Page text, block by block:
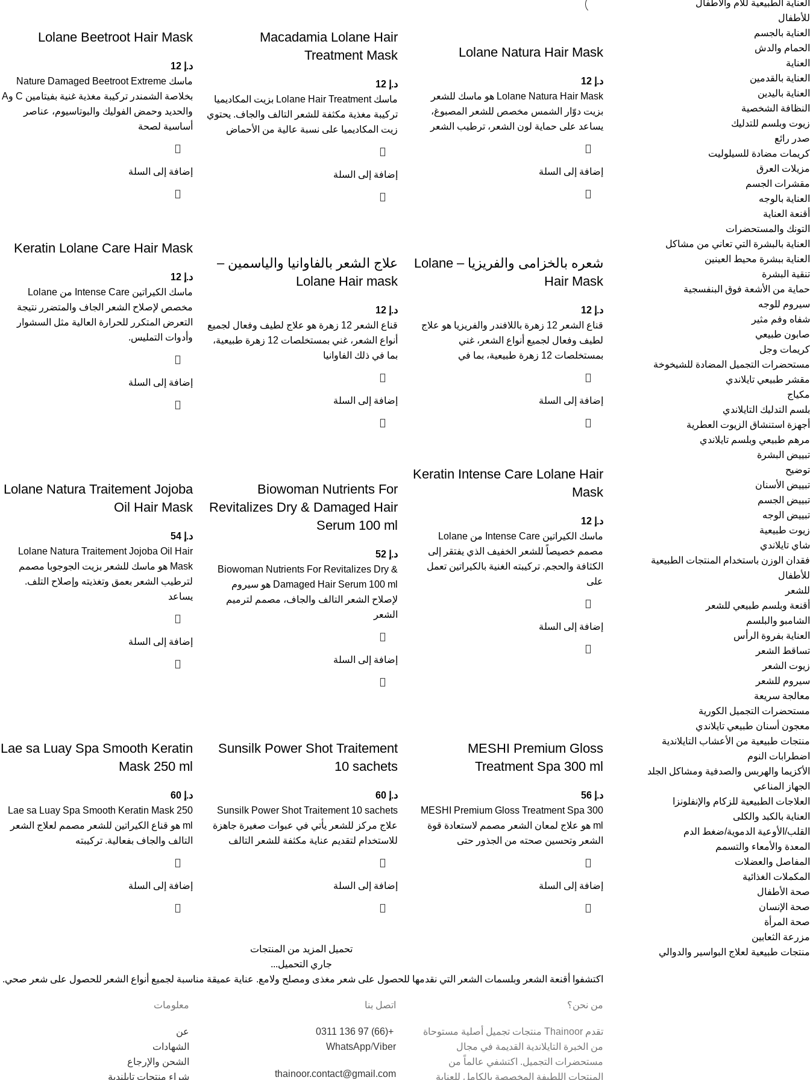
العناية الطبيعية للأم والأطفال
للأطفال
العناية بالجسم
الحمام والدش
العناية
العناية بالقدمين
العناية باليدين
النظافة الشخصية
زيوت وبلسم للتدليك
صدر رائع
كريمات مضادة للسيلوليت
مزيلات العرق
مقشرات الجسم
العناية بالوجه
أقنعة العناية
التونك والمستحضرات
العناية بالبشرة التي تعاني من مشاكل
العناية ببشرة محيط العينين
تنقية البشرة
حماية من الأشعة فوق البنفسجية
سيروم للوجه
شفاه وفم مثير
صابون طبيعي
كريمات وجل
مستحضرات التجميل المضادة للشيخوخة
مقشر طبيعي تايلاندي
مكياج
بلسم التدليك التايلاندي
أجهزة استنشاق الزيوت العطرية
مرهم طبيعي وبلسم تايلاندي
تبييض البشرة
توضيح
تبييض الأسنان
تبييض الجسم
تبييض الوجه
زيوت طبيعية
شاي تايلاندي
فقدان الوزن باستخدام المنتجات الطبيعية
للأطفال
للشعر
أقنعة وبلسم طبيعي للشعر
الشامبو والبلسم
العناية بفروة الرأس
تساقط الشعر
زيوت الشعر
سيروم للشعر
معالجة سريعة
مستحضرات التجميل الكورية
معجون أسنان طبيعي تايلاندي
منتجات طبيعية من الأعشاب التايلاندية
اضطرابات النوم
الأكزيما والهربس والصدفية ومشاكل الجلد
الجهاز المناعي
العلاجات الطبيعية للزكام والإنفلونزا
العناية بالكبد والكلى
القلب/الأوعية الدموية/ضغط الدم
المعدة والأمعاء والتسمم
المفاصل والعضلات
المكملات الغذائية
صحة الأطفال
صحة الإنسان
صحة المرأة
مزرعة الثعابين
منتجات طبيعية لعلاج البواسير والدوالي
Lolane Natura Hair Mask
د.إ 12
Lolane Natura Hair Mask هو ماسك للشعر
بزيت دوّار الشمس مخصص للشعر المصبوغ،
يساعد على حماية لون الشعر، ترطيب الشعر
إضافة إلى السلة
Macadamia Lolane Hair
Treatment Mask
د.إ
ماسك Lolane Hair Treatment بزيت المكاديميا
تركيبة مغذية مكثفة للشعر التالف والجاف. يحتوي
زيت المكاديميا على نسبة عالية من الأحماض
إضافة إلى السلة
Lolane Beetroot Hair Mask
د.إ
ماسك Nature Damaged Beetroot Extreme
بخلاصة الشمندر تركيبة مغذية غنية بفيتامين C وA
والحديد وحمض الفوليك والبوتاسيوم، عناصر
أساسية لصحة
إضافة إلى السلة
شعره بالخزامى والفريزيا – Lolane
Hair Mask
د.إ 12
قناع الشعر 12 زهرة باللافندر والفريزيا هو علاج
لطيف وفعال لجميع أنواع الشعر، غني
بمستخلصات 12 زهرة طبيعية، بما في
إضافة إلى السلة
علاج الشعر بالفاوانيا والياسمين –
Lolane Hair mask
د.إ
قناع الشعر 12 زهرة هو علاج لطيف وفعال لجميع
أنواع الشعر، غني بمستخلصات 12 زهرة طبيعية،
بما في ذلك الفاوانيا
إضافة إلى السلة
Keratin Lolane Care Hair Mask
د.إ
ماسك الكيراتين Intense Care من Lolane
مخصص لإصلاح الشعر الجاف والمتضرر نتيجة
التعرض المتكرر للحرارة العالية مثل السشوار
وأدوات التمليس.
إضافة إلى السلة
Keratin Intense Care Lolane Hair
Mask
د.إ 12
ماسك الكيراتين Intense Care من Lolane
مصمم خصيصاً للشعر الخفيف الذي يفتقر إلى
الكثافة والحجم. تركيبته الغنية بالكيراتين تعمل
على
إضافة إلى السلة
Biowoman Nutrients For
Revitalizes Dry & Damaged Hair
Serum 100 ml
د.إ
Biowoman Nutrients For Revitalizes Dry &
Damaged Hair Serum 100 ml هو سيروم
لإصلاح الشعر التالف والجاف، مصمم لترميم
الشعر
إضافة إلى السلة
Lolane Natura Traitement Jojoba
Oil Hair Mask
د.إ
Lolane Natura Traitement Jojoba Oil Hair
Mask هو ماسك للشعر بزيت الجوجوبا مصمم
لترطيب الشعر بعمق وتغذيته وإصلاح التلف.
يساعد
إضافة إلى السلة
MESHI Premium Gloss
Treatment Spa 300 ml
د.إ 56
MESHI Premium Gloss Treatment Spa 300
ml هو علاج لمعان الشعر مصمم لاستعادة قوة
الشعر وتحسين صحته من الجذور حتى
إضافة إلى السلة
Sunsilk Power Shot Traitement
10 sachets
د.إ
Sunsilk Power Shot Traitement 10 sachets
علاج مركز للشعر يأتي في عبوات صغيرة جاهزة
للاستخدام لتقديم عناية مكثفة للشعر التالف
إضافة إلى السلة
Lae sa Luay Spa Smooth Keratin
Mask 250 ml
د.إ
Lae sa Luay Spa Smooth Keratin Mask 250
ml هو قناع الكيراتين للشعر مصمم لعلاج الشعر
التالف والجاف بفعالية. تركيبته
إضافة إلى السلة
تحميل المزيد من المنتجات
جاري التحميل...
اكتشفوا أقنعة الشعر وبلسمات الشعر التي نقدمها للحصول على شعر مغذى ومصلح ولامع. عناية عميقة مناسبة لجميع أنواع الشعر للحصول على شعر صحي.
من نحن؟
تقدم Thainoor منتجات تجميل أصلية مستوحاة
من الخبرة التايلاندية القديمة في مجال
مستحضرات التجميل. اكتشفي عالماً من
المنتجات اللطيفة المخصصة بالكامل للعناية
اتصل بنا
+(66) 97 136 0311
WhatsApp/Viber
thainoor.contact@gmail.com
معلومات
عن
الشهادات
الشحن والإرجاع
شراء منتجات تايلندية